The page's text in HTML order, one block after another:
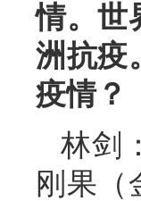
情。世
洲抗疫
疫情？
林剑
刚果（